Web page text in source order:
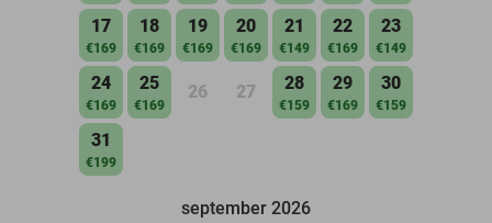
17
€169
18
€169
19
€169
20
€169
21
€149
22
€169
23
€149
24
€169
25
€169
26 27 28
€159
29
€169
30
€159
31
€199
september 2026